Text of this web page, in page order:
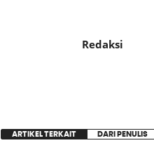
Redaksi
ARTIKEL TERKAIT DARI PENULIS